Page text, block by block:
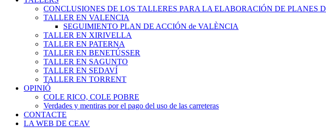
CONCLUSIONES DE LOS TALLERES PARA LA ELABORACIÓN DE PLANES
TALLER EN VALENCIA
SEGUIMIENTO PLAN DE ACCIÓN de VALÈNCIA
TALLER EN XIRIVELLA
TALLER EN PATERNA
TALLER EN BENETÚSSER
TALLER EN SAGUNTO
TALLER EN SEDAVÍ
TALLER EN TORRENT
OPINIÓ
COLE RICO, COLE POBRE
Verdades y mentiras por el pago del uso de las carreteras
CONTACTE
LA WEB DE CEAV